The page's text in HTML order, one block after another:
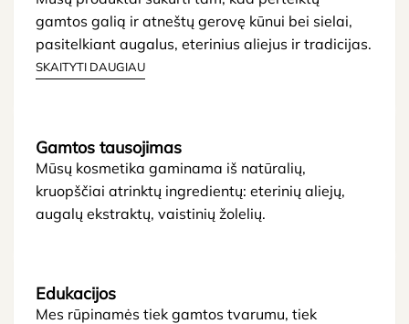
gamtos galią ir atneštų gerovę kūnui bei sielai,
pasitelkiant augalus, eterinius aliejus ir tradicijas.
SKAITYTI DAUGIAU
Gamtos tausojimas
Mūsų kosmetika gaminama iš natūralių,
kruopščiai atrinktų ingredientų: eterinių aliejų,
augalų ekstraktų, vaistinių žolelių.
Edukacijos
Mes rūpinamės tiek gamtos tvarumu, tiek